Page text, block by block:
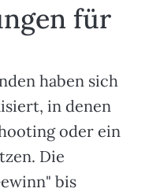
für
haben sich
in denen
oder ein
Die
bis